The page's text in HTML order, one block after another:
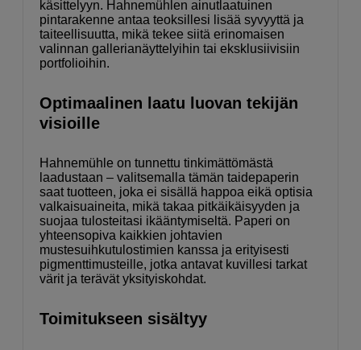
käsittelyyn. Hahnemühlen ainutlaatuinen
pintarakenne antaa teoksillesi lisää syvyyttä ja
taiteellisuutta, mikä tekee siitä erinomaisen
valinnan gallerianäyttelyihin tai eksklusiivisiin
portfolioihin.
Optimaalinen laatu luovan tekijän
visioille
Hahnemühle on tunnettu tinkimättömästä
laadustaan – valitsemalla tämän taidepaperin
saat tuotteen, joka ei sisällä happoa eikä optisia
valkaisuaineita, mikä takaa pitkäikäisyyden ja
suojaa tulosteitasi ikääntymiseltä. Paperi on
yhteensopiva kaikkien johtavien
mustesuihkutulostimien kanssa ja erityisesti
pigmenttimusteille, jotka antavat kuvillesi tarkat
värit ja terävät yksityiskohdat.
Toimitukseen sisältyy